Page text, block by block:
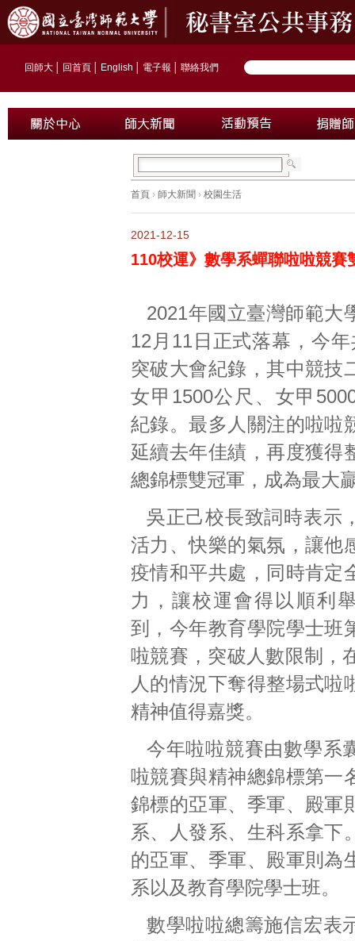
回師大 回首頁 English 電子報 聯絡我們
首頁 › 師大新聞 › 校園生活
2021-12-15
110校運》數學系蟬聯啦啦競賽
2021年國立臺灣師範大
12月11日正式落幕，今
突破大會紀錄，其中競技
女甲1500公尺、女甲
紀錄。最多人關注的啦啦
延續去年佳績，再度獲得
總錦標雙冠軍，成為最大
吳正己校長致詞時表示
活力、快樂的氣氛，讓他
疫情和平共處，同時肯定
力，讓校運會得以順利
到，今年教育學院學士班
啦競賽，突破人數限制，
人的情況下奪得整場式啦
精神值得嘉獎。
今年啦啦競賽由數學系
啦競賽與精神總錦標第一
錦標的亞軍、季軍、殿軍
系、人發系、生科系拿下
的亞軍、季軍、殿軍則為
系以及教育學院學士班。
數學啦啦總籌施信宏表